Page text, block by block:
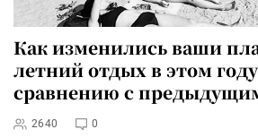
Как изменились ваши
летний отдых в этом
сравнению с
2640 0